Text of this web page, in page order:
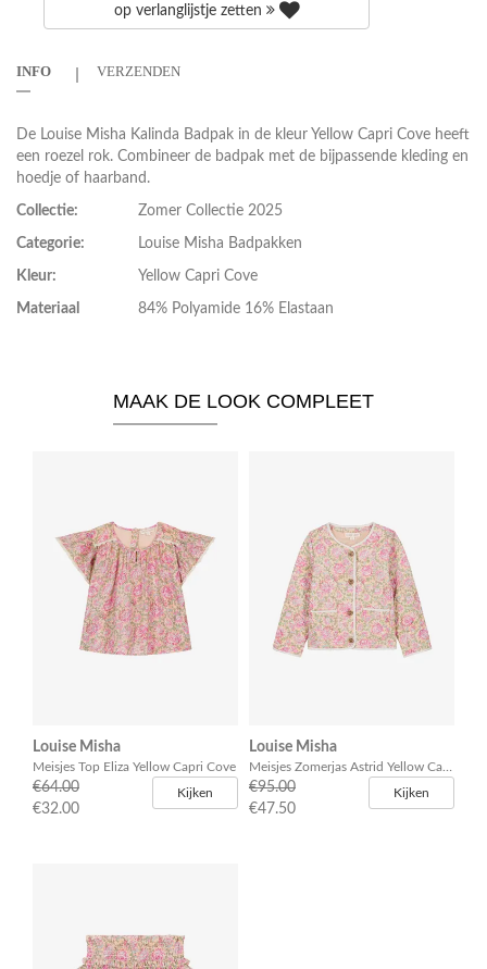
op verlanglijstje zetten
INFO VERZENDEN
De Louise Misha Kalinda Badpak in de kleur Yellow Capri Cove heeft
een roezel rok. Combineer de badpak met de bijpassende kleding en
hoedje of haarband.
Collectie: Zomer Collectie 2025
Categorie: Louise Misha Badpakken
Kleur: Yellow Capri Cove
Materiaal 84% Polyamide 16% Elastaan
MAAK DE LOOK COMPLEET
Louise Misha
Meisjes Top Eliza Yellow Capri Cove
€64.00
€32.00
Kijken
Louise Misha
€95.00
€47.50
Kijken